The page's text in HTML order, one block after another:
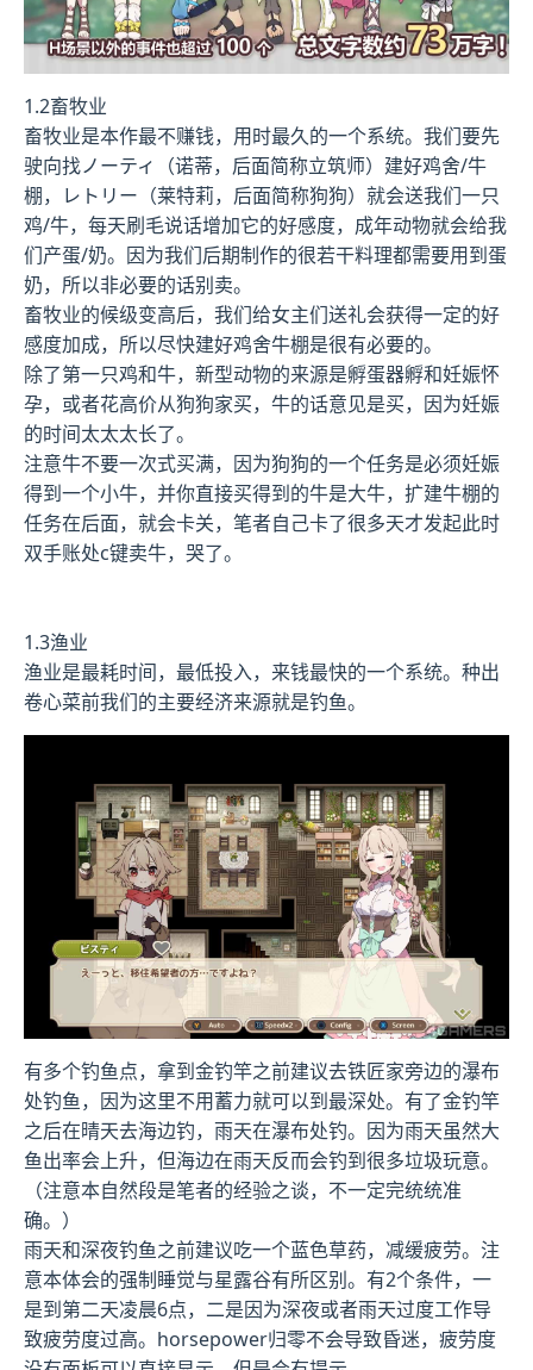
1.2畜牧业
畜牧业是本作最不赚钱，用时最久的一个系统。我们要先
驶向找ノーティ（诺蒂，后面简称立筑师）建好鸡舍/牛
棚，レトリー（莱特莉，后面简称狗狗）就会送我们一只
鸡/牛，每天刷毛说话增加它的好感度，成年动物就会给我
们产蛋/奶。因为我们后期制作的很若干料理都需要用到蛋
奶，所以非必要的话别卖。
畜牧业的候级变高后，我们给女主们送礼会获得一定的好
感度加成，所以尽快建好鸡舍牛棚是很有必要的。
除了第一只鸡和牛，新型动物的来源是孵蛋器孵和妊娠怀
孕，或者花高价从狗狗家买，牛的话意见是买，因为妊娠
的时间太太太长了。
注意牛不要一次式买满，因为狗狗的一个任务是必须妊娠
得到一个小牛，并你直接买得到的牛是大牛，扩建牛棚的
任务在后面，就会卡关，笔者自己卡了很多天才发起此时
双手账处c键卖牛，哭了。
1.3渔业
渔业是最耗时间，最低投入，来钱最快的一个系统。种出
卷心菜前我们的主要经济来源就是钓鱼。
有多个钓鱼点，拿到金钓竿之前建议去铁匠家旁边的瀑布
处钓鱼，因为这里不用蓄力就可以到最深处。有了金钓竿
之后在晴天去海边钓，雨天在瀑布处钓。因为雨天虽然大
鱼出率会上升，但海边在雨天反而会钓到很多垃圾玩意。
（注意本自然段是笔者的经验之谈，不一定完统统准
确。）
雨天和深夜钓鱼之前建议吃一个蓝色草药，减缓疲劳。注
意本体会的强制睡觉与星露谷有所区别。有2个条件，一
是到第二天凌晨6点，二是因为深夜或者雨天过度工作导
致疲劳度过高。horsepower归零不会导致昏迷，疲劳度